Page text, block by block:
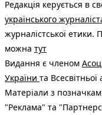
Редакція керується в
українського
журналістської етики.
можна тут
Видання є членом
України та Всесвітньої
Матеріали з
"Реклама" та